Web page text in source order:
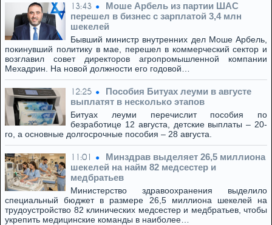
13:43
Моше Арбель из партии ШАС
перешел в бизнес с зарплатой 3,4 млн
шекелей
Бывший министр внутренних дел Моше Арбель,
покинувший политику в мае, перешел в коммерческий сектор и
возглавил совет директоров агропромышленной компании
Мехадрин. На новой должности его годовой…
12:25
Пособия Битуах леуми в августе
выплатят в несколько этапов
Битуах леуми перечислит пособия по
безработице 12 августа, детские выплаты – 20-
го, а основные долгосрочные пособия – 28 августа.
11:01
Минздрав выделяет 26,5 миллиона
шекелей на найм 82 медсестер и
медбратьев
Министерство здравоохранения выделило
специальный бюджет в размере 26,5 миллиона шекелей на
трудоустройство 82 клинических медсестер и медбратьев, чтобы
укрепить медицинские команды в наиболее…